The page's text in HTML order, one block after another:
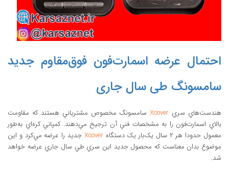
احتمال عرضه اسمارت‌فون فوق‌مقاوم جدید
سامسونگ طی سال جاری
هندست‌هاي سري Xcover سامسونگ مخصوص مشترياني هستند که مقاومت
بالاي اسمارت‌فون را به مشخصات فني آن ترجيح مي‌دهند. کمپاني کره‌اي به‌طور
معمول حدودا هر ۲ سال يک‌بار يک دستگاه
Xcover جديد را عرضه مي‌کرد و اين
موضوع بدان معناست که محصول جديد اين سري طي سال جاري عرضه خواهد
شد.